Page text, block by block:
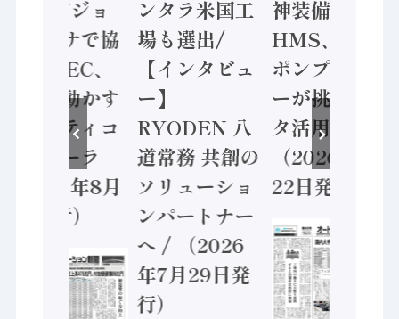
ン AIビジョ
ンセンサで協
業 / IDEC、
安全に動かす
セーフティコ
ントローラ
（2026年8月
5日発行）
ンタラ米国工
場も選出/
【インタビュ
ー】
RYODEN 八
道常務 共創の
ソリューショ
ンパートナー
へ / （2026
年7月29日発
行）
神装備 ×
HMS、老舗
ポンプメーカ
ーが挑むデー
タ活用 など
（2026年7月
22日発行）